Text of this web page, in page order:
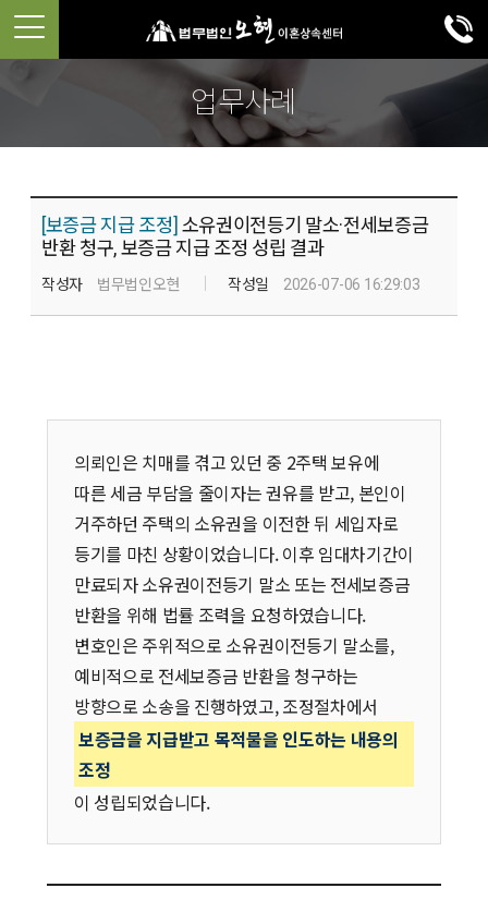
업무사례
[보증금 지급 조정] 소유권이전등기 말소·전세보증금
반환 청구, 보증금 지급 조정 성립 결과
작성자 법무법인오현 작성일 2026-07-06 16:29:03
의뢰인은 치매를 겪고 있던 중 2주택 보유에
따른 세금 부담을 줄이자는 권유를 받고, 본인이
거주하던 주택의 소유권을 이전한 뒤 세입자로
등기를 마친 상황이었습니다. 이후 임대차기간이
만료되자 소유권이전등기 말소 또는 전세보증금
반환을 위해 법률 조력을 요청하였습니다.
변호인은 주위적으로 소유권이전등기 말소를,
예비적으로 전세보증금 반환을 청구하는
방향으로 소송을 진행하였고, 조정절차에서
보증금을 지급받고 목적물을 인도하는 내용의
조정
이 성립되었습니다.